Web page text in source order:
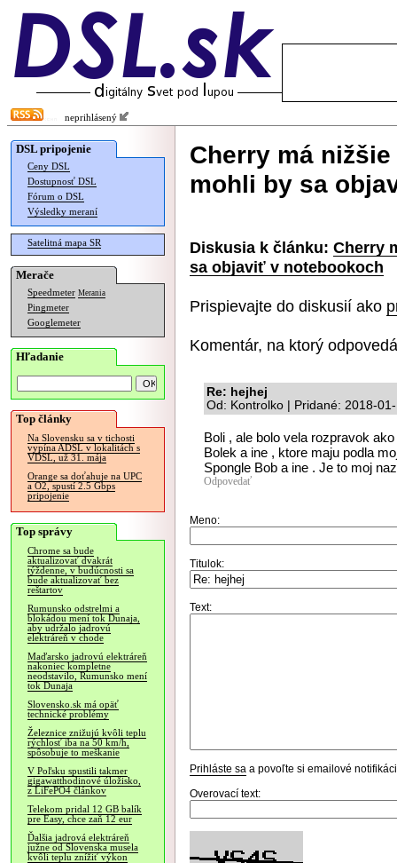
neprihlásený
DSL pripojenie
Ceny DSL
Dostupnosť DSL
Fórum o DSL
Výsledky meraní
Satelitná mapa SR
Merače
Speedmeter Merania
Pingmeter
Googlemeter
Hľadanie
Top články
Na Slovensku sa v tichosti
vypína ADSL v lokalitách s
VDSL, už 31. mája
Orange sa doťahuje na UPC
a O2, spustí 2.5 Gbps
pripojenie
Top správy
Chrome sa bude
aktualizovať dvakrát
týždenne, v budúcnosti sa
bude aktualizovať bez
reštartov
Rumunsko odstrelmi a
blokádou mení tok Dunaja,
aby udržalo jadrovú
elektráreň v chode
Maďarsko jadrovú elektráreň
nakoniec kompletne
neodstavilo, Rumunsko mení
tok Dunaja
Slovensko.sk má opäť
technické problémy
Železnice znižujú kvôli teplu
rýchlosť iba na 50 km/h,
spôsobuje to meškanie
V Poľsku spustili takmer
gigawatthodinové úložisko,
z LiFePO4 článkov
Telekom pridal 12 GB balík
pre Easy, chce zaň 12 eur
Ďalšia jadrová elektráreň
južne od Slovenska musela
kvôli teplu znížiť výkon
Cherry má
mohli by sa
Diskusia k článku: Cherry
sa objaviť v notebookoch
Prispievajte do diskusií ako
Komentár, na ktorý
Re: hejhej
Od: Kontrolko | Pridané: 2018-
Boli , ale bolo vela rozpravok
Bolek a ine , ktore maju podla
Spongle Bob a ine . Je to moj
Odpovedať
Meno:
Titulok:
Text:
Prihláste sa a povoľte si emailové
Overovací text: